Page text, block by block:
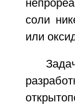
соли
или